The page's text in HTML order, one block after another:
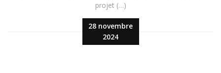
28 novembre
2024
projet (…)